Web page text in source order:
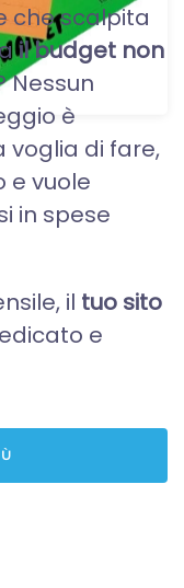
che scalpita
il budget non
Nessun
è
voglia di fare,
e vuole
in spese
il tuo sito
e